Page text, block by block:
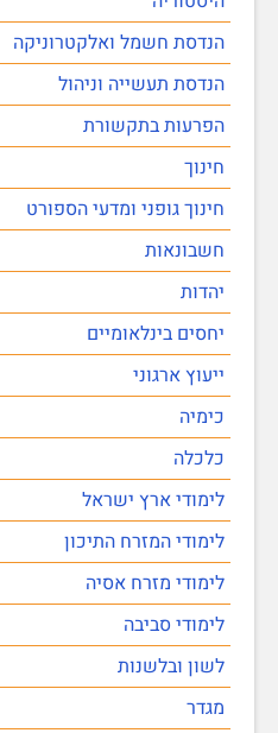
הנדסת חשמל ואלקטרוניקה
הנדסת תעשייה וניהול
הפרעות בתקשורת
חינוך
חינוך גופני ומדעי הספורט
חשבונאות
יהדות
יחסים בינלאומיים
ייעוץ ארגוני
כימיה
כלכלה
לימודי ארץ ישראל
לימודי המזרח התיכון
לימודי מזרח אסיה
לימודי סביבה
לשון ובלשנות
מגדר